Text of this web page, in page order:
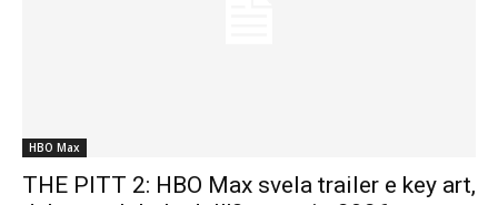
HBO Max
THE PITT 2: HBO Max svela trailer e key art,